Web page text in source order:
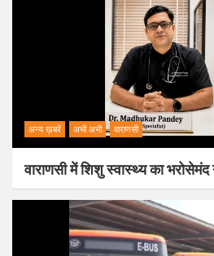
अन्य ख़बरें अभी अभी वाराणसी
वाराणसी में शिशु स्वास्थ्य का